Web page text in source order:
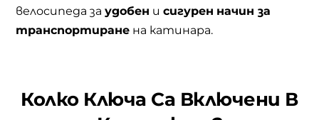
велосипеда заудобен исигурен начин за
транспортиране на катинара.
Колко Ключа Са Включени В